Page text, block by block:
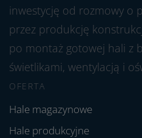
inwestycję od rozmowy o
przez produkcję
po montaż gotowej hali z
świetlikami, wentylacją i
OFERTA
Hale magazynowe
Hale produkcyjne